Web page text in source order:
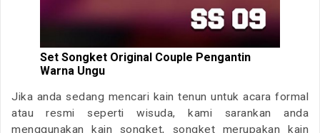
Set Songket Original Couple Pengantin
Warna Ungu
Jika anda sedang mencari kain tenun untuk acara formal
atau resmi seperti wisuda, kami sarankan anda
menggunakan kain songket, songket merupakan kain